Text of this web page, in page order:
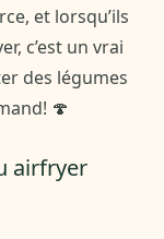
et lorsqu’ils
c’est un vrai
des légumes
🍄
airfryer